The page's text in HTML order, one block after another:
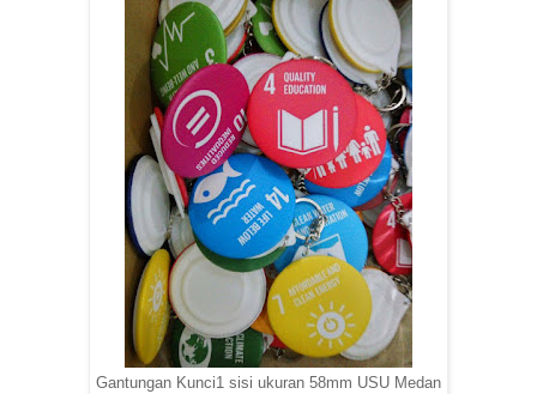
Gantungan Kunci1 sisi ukuran 58mm USU Medan